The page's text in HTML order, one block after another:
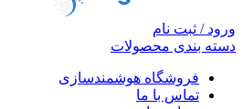
ورود / ثبت نام
دسته بندی محصولات
فروشگاه هوشمندسازی
تماس با ما